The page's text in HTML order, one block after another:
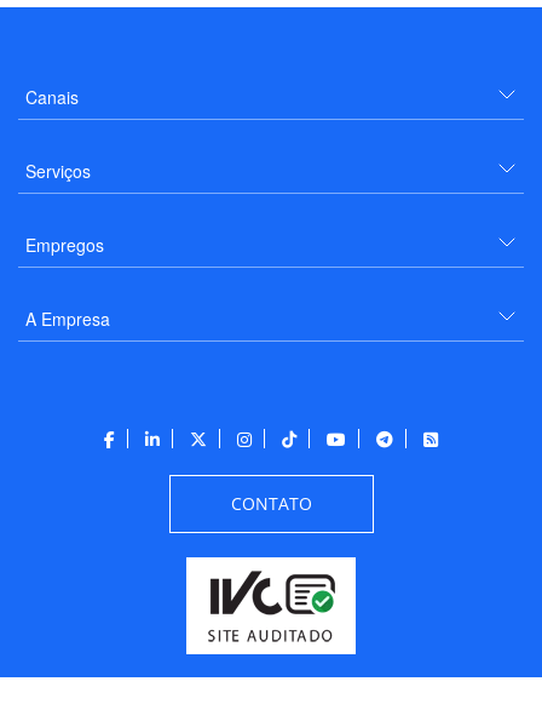
Canais
Serviços
Empregos
A Empresa
CONTATO